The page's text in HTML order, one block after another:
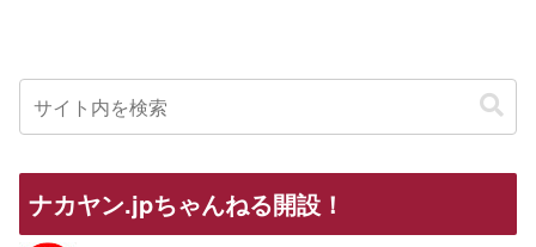
ナカヤン.jpちゃんねる開設！